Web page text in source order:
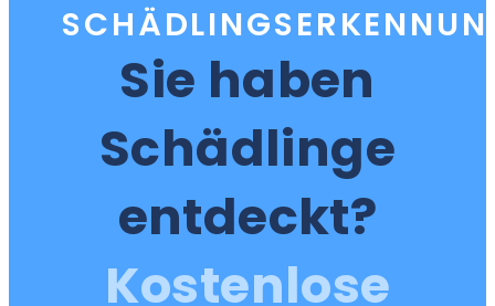
Sie haben
Schädlinge
entdeckt?
Kostenlose